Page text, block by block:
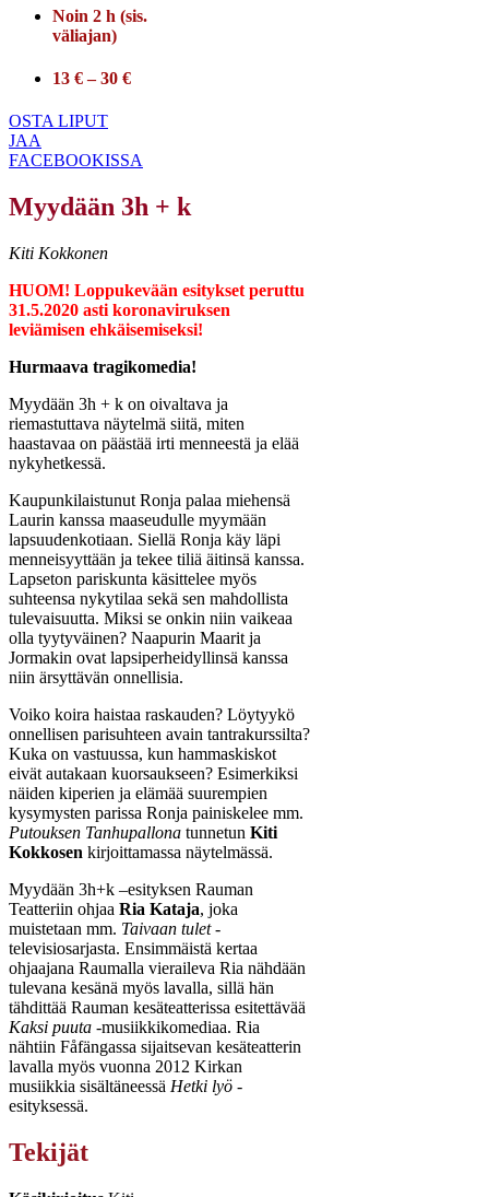
Noin 2 h (sis.
väliajan)
13 € – 30 €
OSTA LIPUT
JAA
FACEBOOKISSA
Myydään 3h + k
Kiti Kokkonen
HUOM! Loppukevään esitykset peruttu
31.5.2020 asti koronaviruksen
leviämisen ehkäisemiseksi!
Hurmaava tragikomedia!
Myydään 3h + k on oivaltava ja
riemastuttava näytelmä siitä, miten
haastavaa on päästää irti menneestä ja elää
nykyhetkessä.
Kaupunkilaistunut Ronja palaa miehensä
Laurin kanssa maaseudulle myymään
lapsuudenkotiaan. Siellä Ronja käy läpi
menneisyyttään ja tekee tiliä äitinsä kanssa.
Lapseton pariskunta käsittelee myös
suhteensa nykytilaa sekä sen mahdollista
tulevaisuutta. Miksi se onkin niin vaikeaa
olla tyytyväinen? Naapurin Maarit ja
Jormakin ovat lapsiperheidyllinsä kanssa
niin ärsyttävän onnellisia.
Voiko koira haistaa raskauden? Löytyykö
onnellisen parisuhteen avain tantrakurssilta?
Kuka on vastuussa, kun hammaskiskot
eivät autakaan kuorsaukseen? Esimerkiksi
näiden kiperien ja elämää suurempien
kysymysten parissa Ronja painiskelee mm.
Putouksen Tanhupallona tunnetun Kiti
Kokkosen kirjoittamassa näytelmässä.
Myydään 3h+k –esityksen Rauman
Teatteriin ohjaa Ria Kataja, joka
muistetaan mm. Taivaan tulet-
televisiosarjasta. Ensimmäistä kertaa
ohjaajana Raumalla vieraileva Ria nähdään
tulevana kesänä myös lavalla, sillä hän
tähdittää Rauman kesäteatterissa esitettävää
Kaksi puuta -musiikkikomediaa. Ria
nähtiin Fåfängassa sijaitsevan kesäteatterin
lavalla myös vuonna 2012 Kirkan
musiikkia sisältäneessä Hetki lyö -
esityksessä.
Tekijät